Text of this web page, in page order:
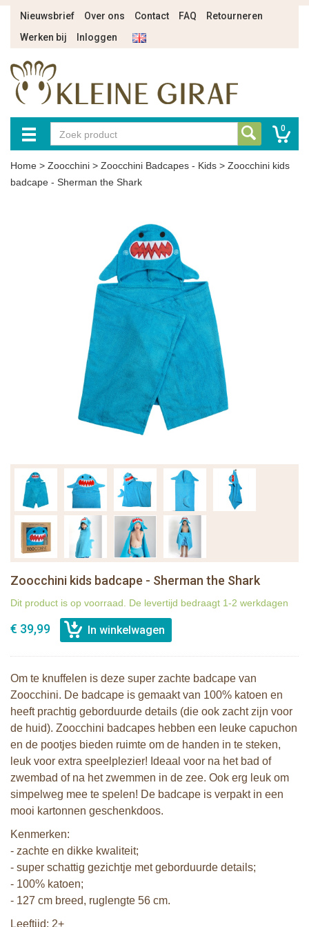
Nieuwsbrief Over ons Contact FAQ
Retourneren
Werken bij
Inloggen
0
Home > Zoocchini > Zoocchini Badcapes - Kids > Zoocchini kids
badcape - Sherman the Shark
Zoocchini kids badcape - Sherman the Shark
Dit product is op voorraad. De levertijd bedraagt 1-2 werkdagen
€ 39,99
Om te knuffelen is deze super zachte badcape van
Zoocchini. De badcape is gemaakt van 100% katoen en
heeft prachtig geborduurde details (die ook zacht zijn voor
de huid). Zoocchini badcapes hebben een leuke capuchon
en de pootjes bieden ruimte om de handen in te steken,
leuk voor extra speelplezier! Ideaal voor na het bad of
zwembad of na het zwemmen in de zee. Ook erg leuk om
simpelweg mee te spelen! De badcape is verpakt in een
mooi kartonnen geschenkdoos.
Kenmerken:
- zachte en dikke kwaliteit;
- super schattig gezichtje met geborduurde details;
- 100% katoen;
- 127 cm breed, ruglengte 56 cm.
Leeftijd: 2+